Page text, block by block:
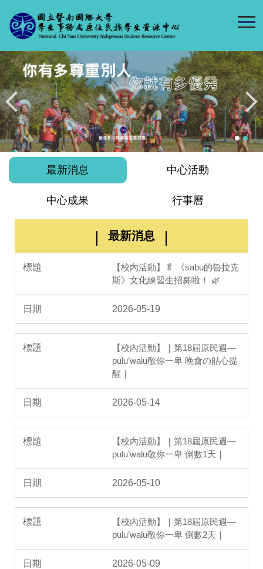
到
主
要
內
容
區
最新消息 中心活動
中心成果 行事曆
最新消息
【校內活動】🥬 《sabu的魯拉克
斯》文化練習生招募啦！ 🌿
2026-05-19
【校內活動】｜第18屆原民週—
pulu’walu敬你一卑 晚會の貼心提
醒｜
2026-05-14
【校內活動】｜第18屆原民週—
pulu’walu敬你一卑 倒數1天｜
2026-05-10
【校內活動】｜第18屆原民週—
pulu’walu敬你一卑 倒數2天｜
2026-05-09